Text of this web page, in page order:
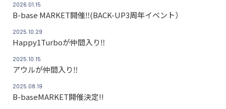
2026.01.15
B-base MARKET開催‼(BACK-UP3周年イベント）
2025.10.29
Happy1Turboが仲間入り‼
2025.10.15
アウルが仲間入り‼
2025.08.19
B-baseMARKET開催決定!!